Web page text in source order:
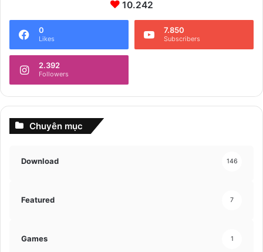
10.242
0
Likes
7.850
Subscribers
2.392
Followers
Chuyên mục
Download 146
Featured 7
Games 1